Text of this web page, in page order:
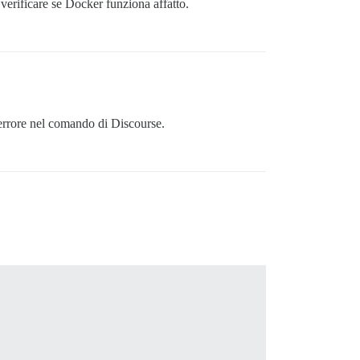
se Docker funziona affatto.
nel comando di Discourse.